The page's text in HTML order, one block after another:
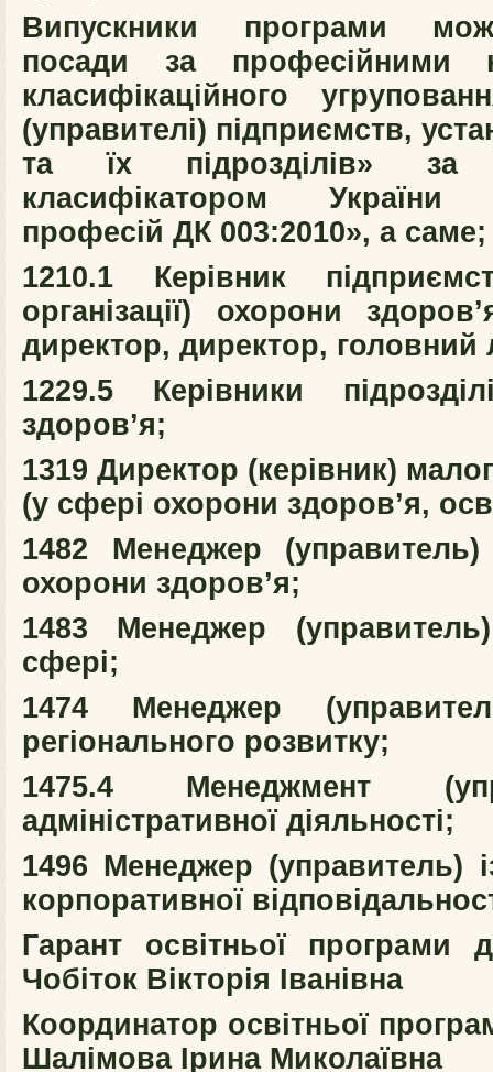
Випускники програми
посади за професійними
класифікаційного
(управителі) підприємств,
та їх підрозділів» за
класифікатором України
професій ДК 003:2010», а саме;
1210.1 Керівник
організації) охорони
директор, директор, головний
1229.5 Керівники
здоров’я;
1319 Директор (керівник)
(у сфері охорони здоров’я,
1482 Менеджер (управитель)
охорони здоров’я;
1483 Менеджер
сфері;
1474 Менеджер
регіонального розвитку;
1475.4 Менеджмент
адміністративної діяльності;
1496 Менеджер (управитель)
корпоративної
Гарант освітньої програми
Чобіток Вікторія Іванівна
Координатор освітньої
Шалімова Ірина Миколаївна